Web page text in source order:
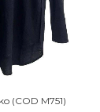
(COD M751)